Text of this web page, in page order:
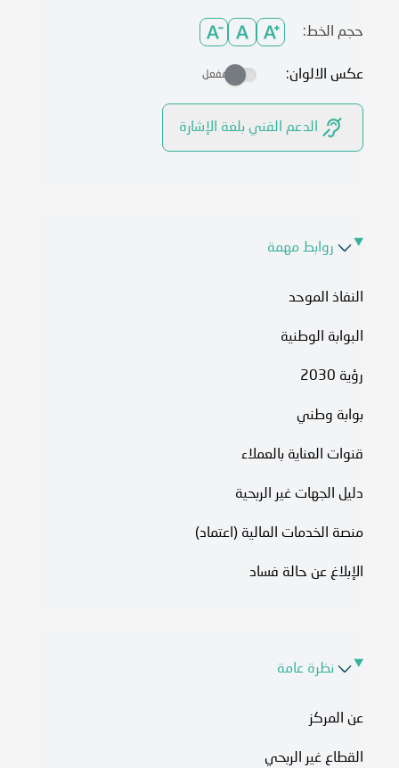
حجم الخط:
عكس الالوان: مفعل
الدعم الفني بلغة الإشارة
روابط مهمة
النفاذ الموحد
البوابة الوطنية
رؤية 2030
بوابة وطني
قنوات العناية بالعملاء
دليل الجهات غير الربحية
منصة الخدمات المالية (اعتماد)
الإبلاغ عن حالة فساد
نظرة عامة
عن المركز
القطاع غير الربحي